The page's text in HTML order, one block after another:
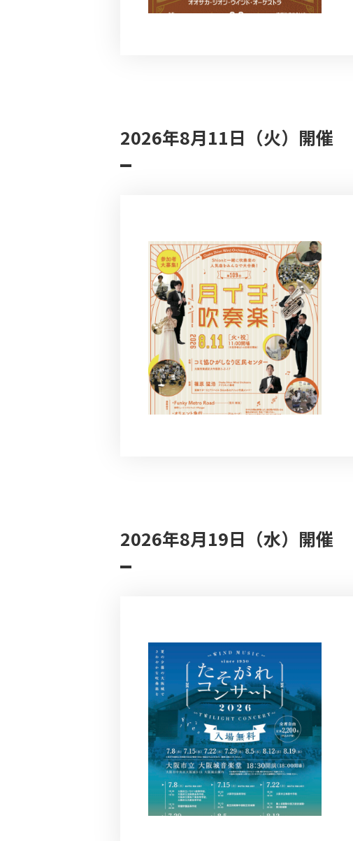
2026年8月11日（火）開催
2026年8月19日（水）開催